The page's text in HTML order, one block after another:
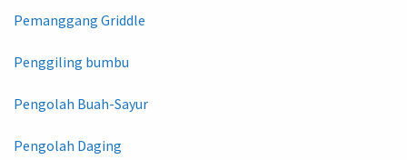
Pemanggang Griddle
Penggiling bumbu
Pengolah Buah-Sayur
Pengolah Daging